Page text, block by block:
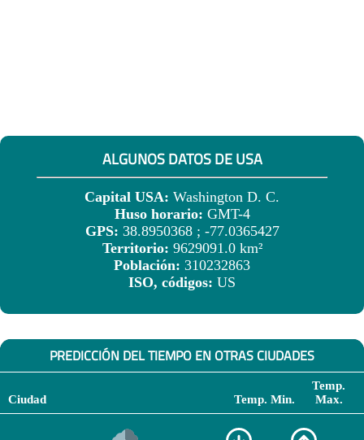
ALGUNOS DATOS DE USA
Capital USA: Washington D. C.
Huso horario: GMT-4
GPS: 38.8950368 ; -77.0365427
Territorio: 9629091.0 km²
Población: 310232863
ISO, códigos: US
PREDICCIÓN DEL TIEMPO EN OTRAS CIUDADES
Ciudad Temp. Min.
Temp.
Max.